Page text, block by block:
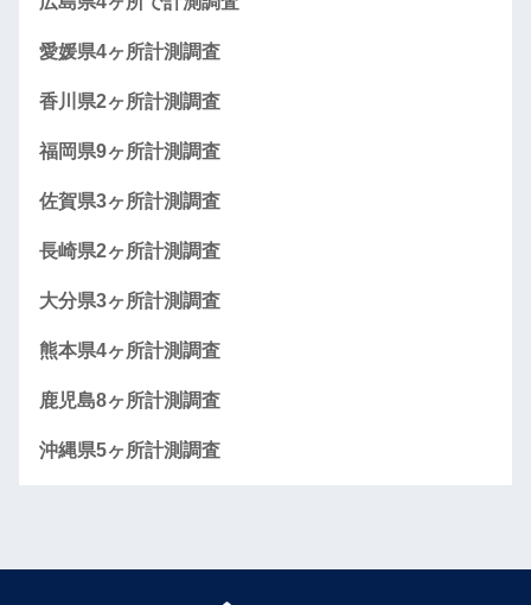
愛媛県4ヶ所計測調査
香川県2ヶ所計測調査
福岡県9ヶ所計測調査
佐賀県3ヶ所計測調査
長崎県2ヶ所計測調査
大分県3ヶ所計測調査
熊本県4ヶ所計測調査
鹿児島8ヶ所計測調査
沖縄県5ヶ所計測調査